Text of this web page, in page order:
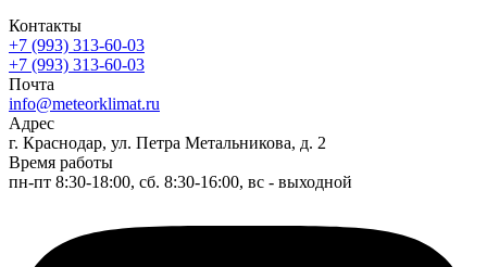
Контакты
+7 (993) 313-60-03
+7 (993) 313-60-03
Почта
info@meteorklimat.ru
Адрес
г. Краснодар, ул. Петра Метальникова, д. 2
Время работы
пн-пт 8:30-18:00, сб. 8:30-16:00, вс - выходной